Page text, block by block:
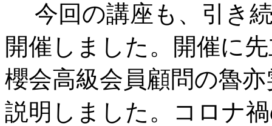
今回の講座も、引き
開催しました。開催に
櫻会高級会員顧問の魯
説明しました。コロナ